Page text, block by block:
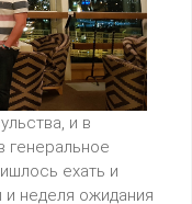
и в
генеральное
ехать и
и неделя ожидания